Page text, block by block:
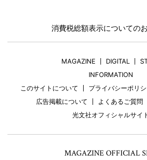
消費税総額表示についての
MAGAZINE DIGITAL
INFORMATION
このサイトについて
プライバシーポリ
広告掲載について
よくあるご質問
光文社オフィシャルサイ
MAGAZINE OFFICIAL